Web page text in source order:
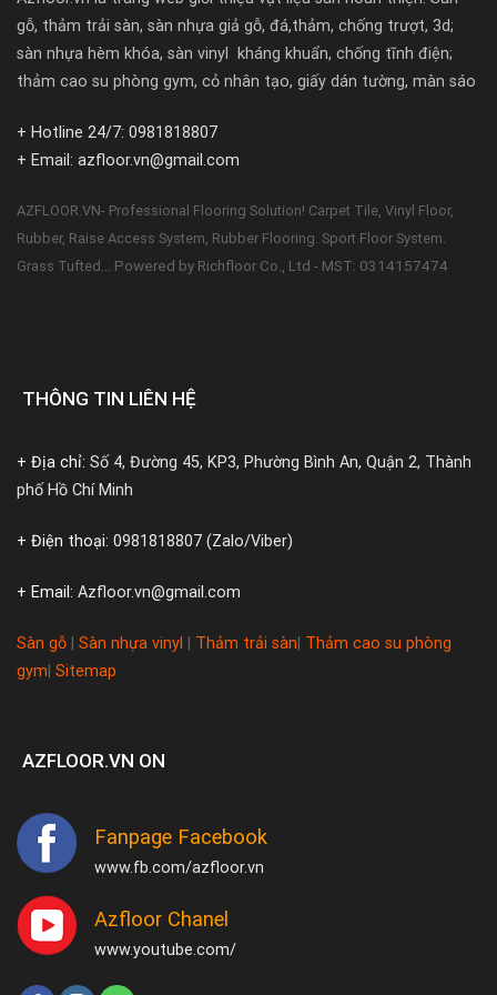
gỗ, thảm trải sàn, sàn nhựa giả gỗ, đá,thảm, chống trượt, 3d;
sàn nhựa hèm khóa, sàn vinyl kháng khuẩn, chống tĩnh điện;
thảm cao su phòng gym, cỏ nhân tạo, giấy dán tường, màn sáo
+ Hotline 24/7: 0981818807
+ Email: azfloor.vn@gmail.com
AZFLOOR.VN- Professional Flooring Solution! Carpet Tile, Vinyl Floor,
Rubber, Raise Access System, Rubber Flooring. Sport Floor System.
Grass Tufted... Powered by Richfloor Co., Ltd - MST: 0314157474
THÔNG TIN LIÊN HỆ
+ Địa chỉ: Số 4, Đường 45, KP3, Phường Bình An, Quận 2, Thành
phố Hồ Chí Minh
+ Điện thoại: 0981818807 (Zalo/Viber)
+ Email: Azfloor.vn@gmail.com
Sàn gỗ Sàn nhựa vinyl Thảm trải sàn Thảm cao su phòng
gym Sitemap
AZFLOOR.VN ON
Fanpage Facebook
www.fb.com/azfloor.vn
Azfloor Chanel
www.youtube.com/